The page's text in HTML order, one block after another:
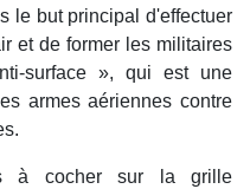
le but principal d'effectuer
et de former les militaires
surface », qui est une
armes aériennes contre
à cocher sur la grille